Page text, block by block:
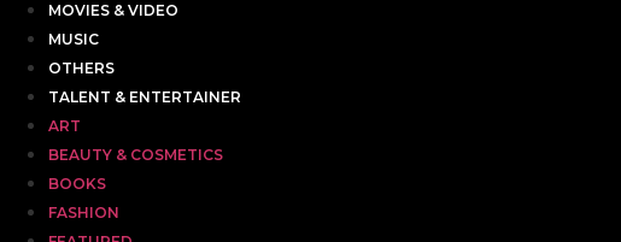
MOVIES & VIDEO
MUSIC
OTHERS
TALENT & ENTERTAINER
ART
BEAUTY & COSMETICS
BOOKS
FASHION